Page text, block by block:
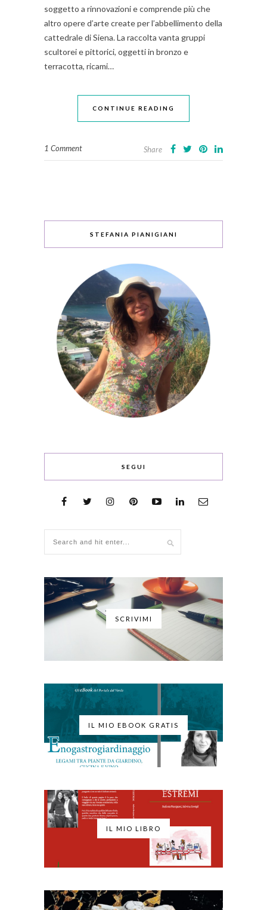
soggetto a rinnovazioni e comprende più che
altro opere d’arte create per l’abbellimento della
cattedrale di Siena. La raccolta vanta gruppi
scultorei e pittorici, oggetti in bronzo e
terracotta, ricami…
CONTINUE READING
1 Comment Share
STEFANIA PIANIGIANI
SEGUI
SCRIVIMI
IL MIO EBOOK GRATIS
IL MIO LIBRO